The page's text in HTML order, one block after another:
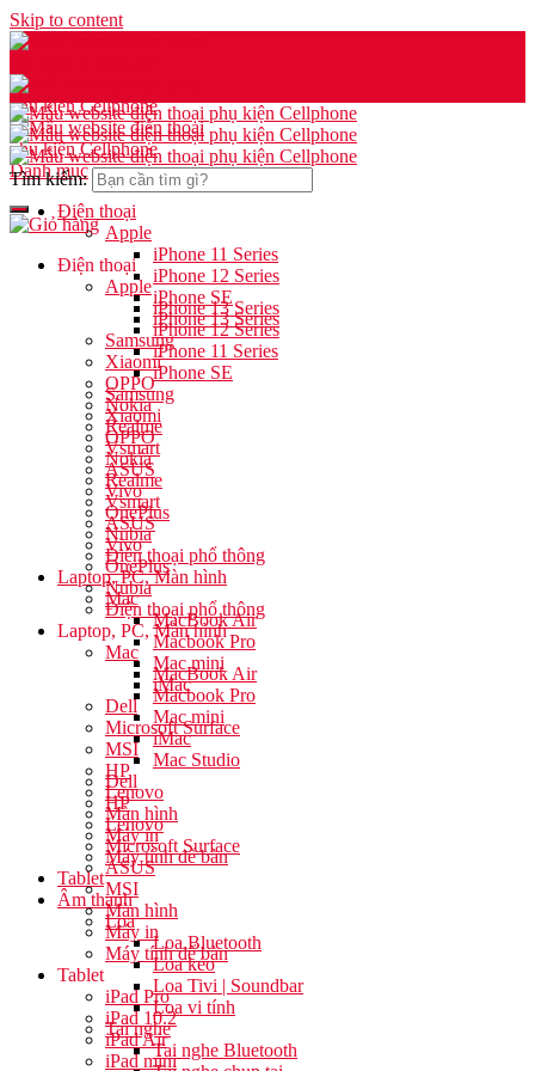
Skip to content
Danh mục
Điện thoại
Apple
iPhone 11 Series
iPhone 12 Series
iPhone SE
iPhone 13 Series
Samsung
Xiaomi
OPPO
Nokia
Realme
Vsmart
ASUS
Vivo
OnePlus
Nubia
Điện thoại phổ thông
Laptop, PC, Màn hình
Mac
MacBook Air
Macbook Pro
Mac mini
iMac
Dell
Microsoft Surface
MSI
HP
Lenovo
Màn hình
Máy in
Máy tính để bàn
Tablet
Âm thanh
Loa
Loa Bluetooth
Loa kéo
Loa Tivi | Soundbar
Loa vi tính
Tai nghe
Tai nghe Bluetooth
Tìm kiếm:
Điện thoại
Apple
iPhone 13 Series
iPhone 12 Series
iPhone 11 Series
iPhone SE
Samsung
Xiaomi
OPPO
Nokia
Realme
Vsmart
ASUS
Vivo
OnePlus
Nubia
Điện thoại phổ thông
Laptop, PC, Màn hình
Mac
MacBook Air
Macbook Pro
Mac mini
iMac
Mac Studio
Dell
HP
Lenovo
Microsoft Surface
ASUS
MSI
Màn hình
Máy in
Máy tính để bàn
Tablet
iPad Pro
iPad 10.2
iPad Air
iPad mini